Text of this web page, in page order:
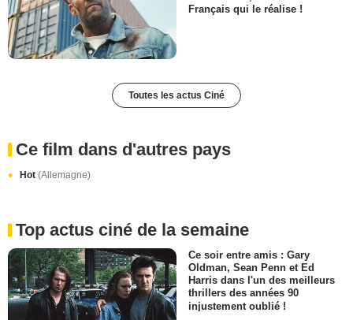
Français qui le réalise !
Toutes les actus Ciné
Ce film dans d'autres pays
Hot (Allemagne)
Top actus ciné de la semaine
Ce soir entre amis : Gary
Oldman, Sean Penn et Ed
Harris dans l'un des meilleurs
thrillers des années 90
injustement oublié !